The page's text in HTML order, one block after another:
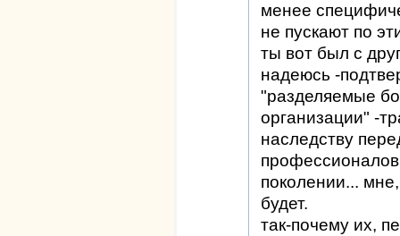
менее
не пускают по
ты вот был с
надеюсь -
"разделяемые
организации" -
наследству
поколении...
будет.
так-почему их,